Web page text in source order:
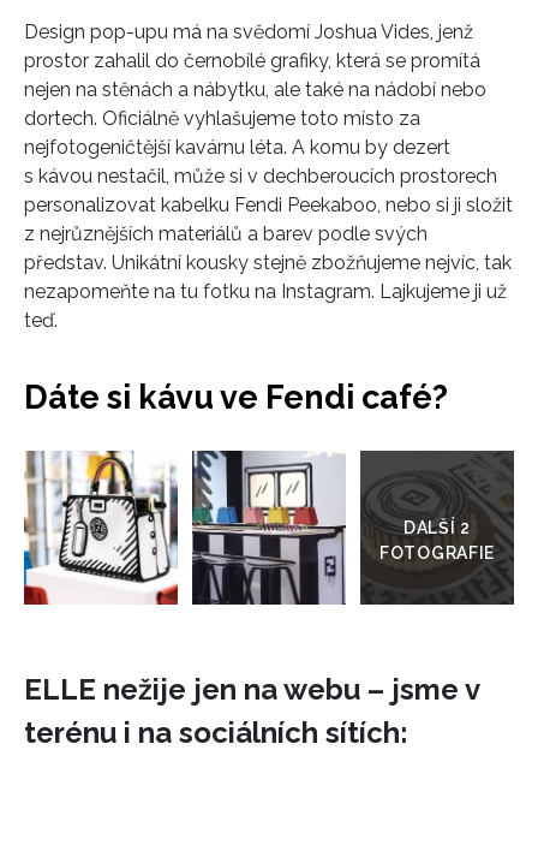
Design pop-upu má na svědomí Joshua Vides, jenž
prostor zahalil do černobílé grafiky, která se promítá
nejen na stěnách a nábytku, ale také na nádobí nebo
dortech. Oficiálně vyhlašujeme toto místo za
nejfotogeničtější kavárnu léta. A komu by dezert
s kávou nestačil, může si v dechberoucích prostorech
personalizovat kabelku Fendi Peekaboo, nebo si ji složit
z nejrůznějších materiálů a barev podle svých
představ. Unikátní kousky stejně zbožňujeme nejvíc, tak
nezapomeňte na tu fotku na Instagram. Lajkujeme ji už
teď.
Dáte si kávu ve Fendi café?
Přejít
do
galerie
ELLE nežije jen na webu – jsme v
terénu i na sociálních sítích: